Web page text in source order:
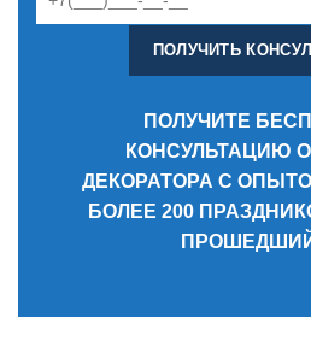
ПОЛУЧИТЕ
КОНСУЛЬТАЦИЮ
ДЕКОРАТОРА С
БОЛЕЕ 200